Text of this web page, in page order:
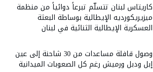
كاريتاس لبنان تتسلّم تبرعاً دوائياً من منظمة
ميزيريكورديه الإيطالية بوساطة البعثة
العسكرية الإيطالية الثنائية في لبنان
وصول قافلة مساعدات من 30 شاحنة إلى عين
إبل ودبل ورميش رغم كل الصعوبات الميدانية